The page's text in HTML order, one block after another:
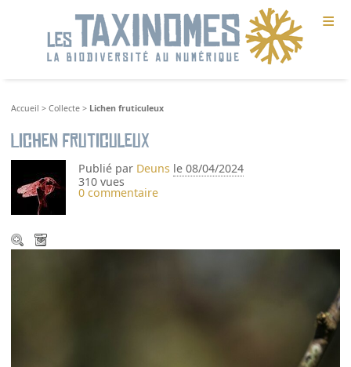
≡
Accueil >Collecte > Lichen fruticuleux
Lichen fruticuleux
Publié par Deuns le 08/04/2024
310 vues
0 commentaire